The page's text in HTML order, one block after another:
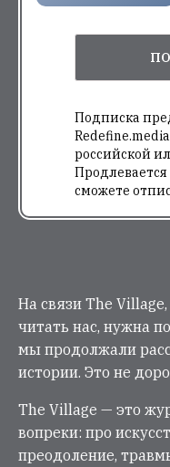
Подписка
российской
сможете
На связи The
читать нас, нужна
мы продолжали
истории. Это не
The Village — это
вопреки: про
преодоление,